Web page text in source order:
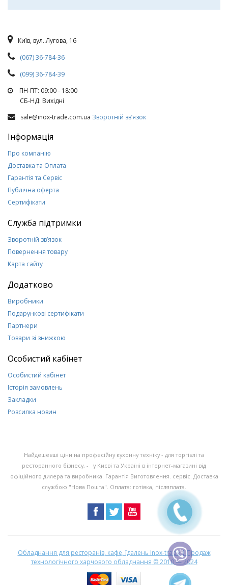
Київ, вул. Лугова, 16
(067) 36-784-36
(099) 36-784-39
ПН-ПТ: 09:00 - 18:00
СБ-НД: Вихiднi
sale@inox-trade.com.ua Зворотній зв’язок
Інформація
Про компанію
Доставка та Оплата
Гарантія та Сервіс
Публічна оферта
Сертифікати
Служба підтримки
Зворотній зв’язок
Повернення товару
Карта сайту
Додатково
Виробники
Подарункові сертифікати
Партнери
Товари зі знижкою
Особистий кабінет
Особистий кабінет
Історія замовлень
Закладки
Розсилка новин
Найдешевші ціни на професійну кухонну техніку - для торгівлі та
ресторанного бізнесу, - у Києві та Україні в інтернет-магазині від
офіційного дилера та виробника. Гарантія Виготовлення. сервіс. Доставка
службою "Нова Пошта". Оплата: готівка, післяплата.
Обладнання для ресторанів, кафе, їдалень Inox-trade | Продаж
технологічного харчового обладнання © 2010 — 2024